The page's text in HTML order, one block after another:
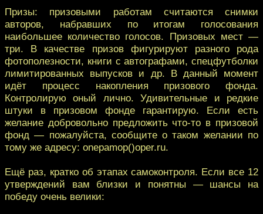
Призы: призовыми работам считаются снимки
авторов, набравших по итогам голосования
наибольшее количество голосов. Призовых мест —
три. В качестве призов фигурируют разного рода
фотополезности, книги с автографами, спецфутболки
лимитированных выпусков и др. В данный момент
идёт процесс накопления призового фонда.
Контролирую оный лично. Удивительные и редкие
штуки в призовом фонде гарантирую. Если есть
желание добровольно предложить что-то в призовой
фонд — пожалуйста, сообщите о таком желании по
тому же адресу: onepamop()oper.ru.
Ещё раз, кратко об этапах самоконтроля. Если все 12
утверждений вам близки и понятны — шансы на
победу очень велики: